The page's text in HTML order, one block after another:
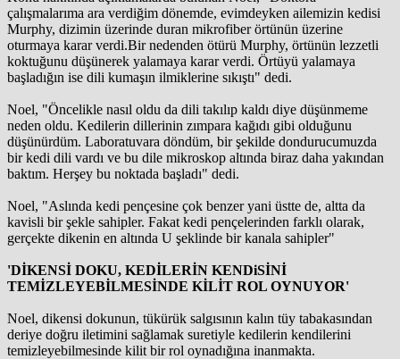
çalışmalarıma ara verdiğim dönemde, evimdeyken ailemizin kedisi
Murphy, dizimin üzerinde duran mikrofiber örtünün üzerine
oturmaya karar verdi.Bir nedenden ötürü Murphy, örtünün lezzetli
koktuğunu düşünerek yalamaya karar verdi. Örtüyü yalamaya
başladığın ise dili kumaşın ilmiklerine sıkıştı" dedi.
Noel, "Öncelikle nasıl oldu da dili takılıp kaldı diye düşünmeme
neden oldu. Kedilerin dillerinin zımpara kağıdı gibi olduğunu
düşünürdüm. Laboratuvara döndüm, bir şekilde dondurucumuzda
bir kedi dili vardı ve bu dile mikroskop altında biraz daha yakından
baktım. Herşey bu noktada başladı" dedi.
Noel, "Aslında kedi pençesine çok benzer yani üstte de, altta da
kavisli bir şekle sahipler. Fakat kedi pençelerinden farklı olarak,
gerçekte dikenin en altında U şeklinde bir kanala sahipler"
'DİKENSİ DOKU, KEDİLERİN KENDiSİNİ
TEMİZLEYEBİLMESİNDE KİLİT ROL OYNUYOR'
Noel, dikensi dokunun, tükürük salgısının kalın tüy tabakasından
deriye doğru iletimini sağlamak suretiyle kedilerin kendilerini
temizleyebilmesinde kilit bir rol oynadığına inanmakta.